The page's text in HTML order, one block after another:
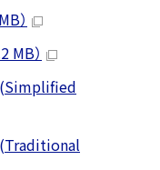
）
MB）
(Simplified
(Traditional